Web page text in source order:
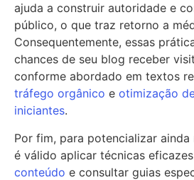
ajuda a construir autoridade e
público, o que traz retorno a
Consequentemente, essas
chances de seu blog receber
conforme abordado em textos
tráfego orgânico e otimização
iniciantes.
Por fim, para potencializar ainda
é válido aplicar técnicas
conteúdo e consultar guias